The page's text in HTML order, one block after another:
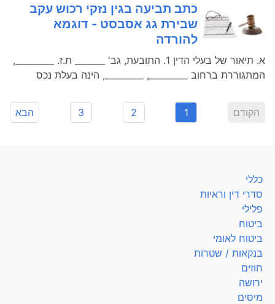
כתב תביעה בגין נזקי רכוש עקב
שבירת גג אסבסט - דוגמא
להורדה
א. תיאור של בעלי הדין 1. התובעת, גב' _______ ת.ז. _________,
המתגוררת ברחוב _________, _________, הינה בעלת נכס
הקודם 1
2
3 הבא
כללי
סדרי דין וראיות
פלילי
ביטוח
ביטוח לאומי
בנקאות / שטרות
חוזים
ירושה
מיסים